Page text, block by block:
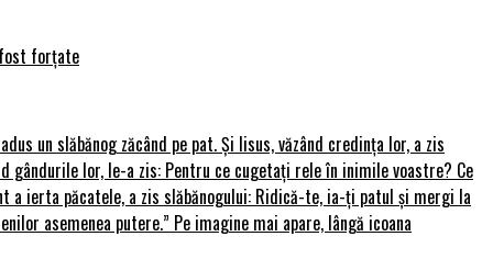
forțate
un slăbănog zăcând pe pat. Și Iisus, văzând credința lor, a zis
lor, le-a zis: Pentru ce cugetați rele în inimile voastre? Ce
a ierta păcatele, a zis slăbănogului: Ridică-te, ia-ți patul și mergi la
asemenea putere.” Pe imagine mai apare, lângă icoana